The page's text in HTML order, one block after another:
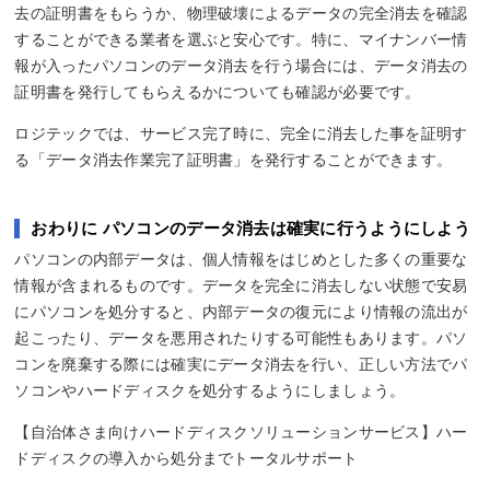
去の証明書をもらうか、物理破壊によるデータの完全消去を確認
することができる業者を選ぶと安心です。特に、マイナンバー情
報が入ったパソコンのデータ消去を行う場合には、データ消去の
証明書を発行してもらえるかについても確認が必要です。
ロジテックでは、サービス完了時に、完全に消去した事を証明す
る「データ消去作業完了証明書」を発行することができます。
おわりに パソコンのデータ消去は確実に行うようにしよう
パソコンの内部データは、個人情報をはじめとした多くの重要な
情報が含まれるものです。データを完全に消去しない状態で安易
にパソコンを処分すると、内部データの復元により情報の流出が
起こったり、データを悪用されたりする可能性もあります。パソ
コンを廃棄する際には確実にデータ消去を行い、正しい方法でパ
ソコンやハードディスクを処分するようにしましょう。
【自治体さま向けハードディスクソリューションサービス】ハー
ドディスクの導入から処分までトータルサポート